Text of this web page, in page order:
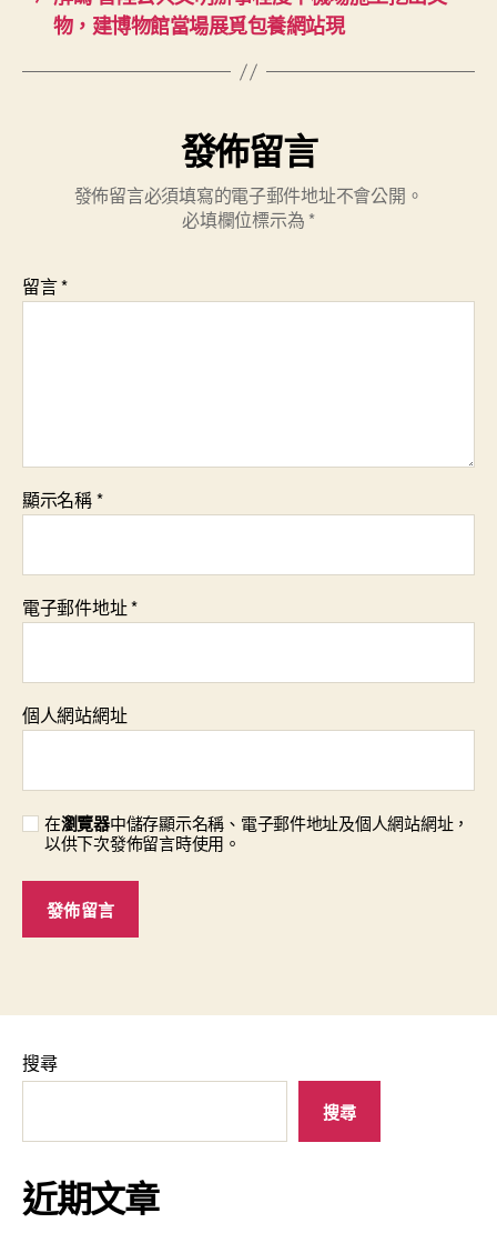
物，建博物館當場展覓包養網站現
發佈留言
發佈留言必須填寫的電子郵件地址不會公開。
必填欄位標示為 *
留言*
顯示名稱*
電子郵件地址*
個人網站網址
在瀏覽器中儲存顯示名稱、電子郵件地址及個人網站網址，
以供下次發佈留言時使用。
搜尋
搜尋
近期文章